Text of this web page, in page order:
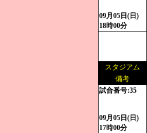
09月05日(日)
18時00分
スタジアム
備考
試合番号:35
09月05日(日)
17時00分